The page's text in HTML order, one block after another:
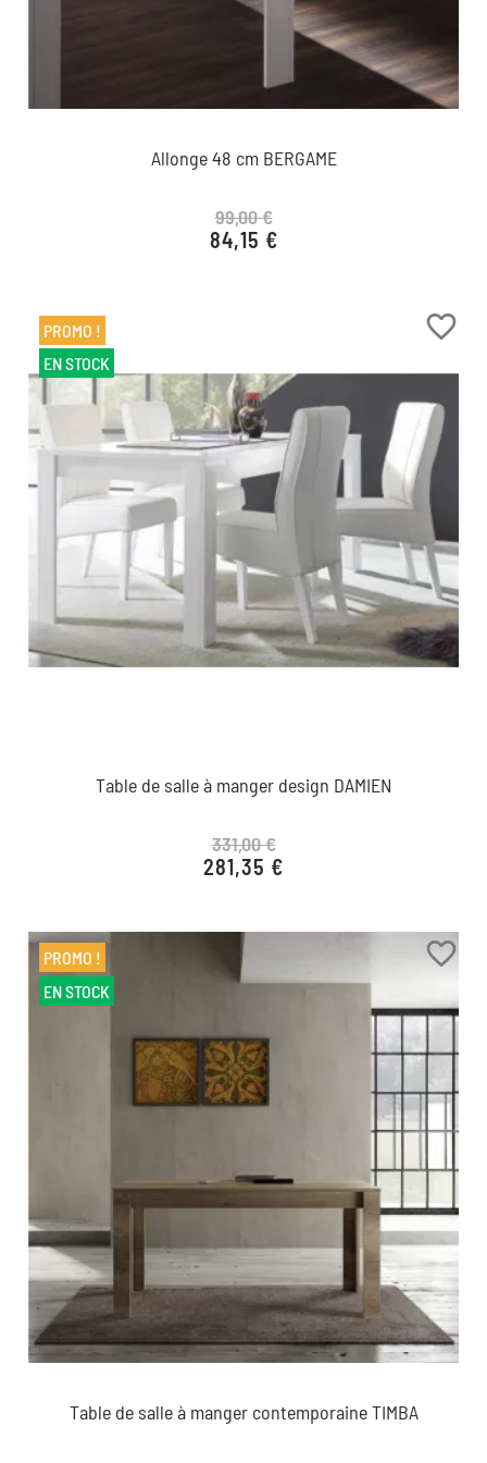
Allonge 48 cm BERGAME
Prix de base
99,00 €
Prix
84,15 €
favorite_border
Table de salle à manger design DAMIEN
Prix de base
331,00 €
Prix
281,35 €
PROMO !
EN STOCK
favorite_border
Table de salle à manger contemporaine TIMBA
PROMO !
EN STOCK